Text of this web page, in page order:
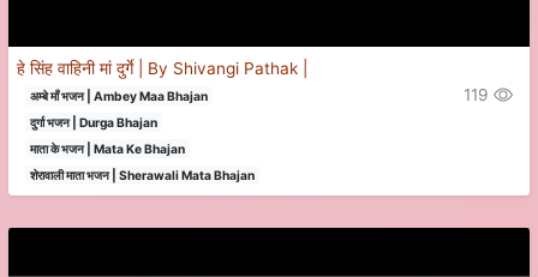
हे सिंह वाहिनी मां दुर्गे | By Shivangi Pathak |
अम्बे माँ भजन | Ambey Maa Bhajan
दुर्गा भजन | Durga Bhajan
माता के भजन | Mata Ke Bhajan
शेरावाली माता भजन | Sherawali Mata Bhajan
119